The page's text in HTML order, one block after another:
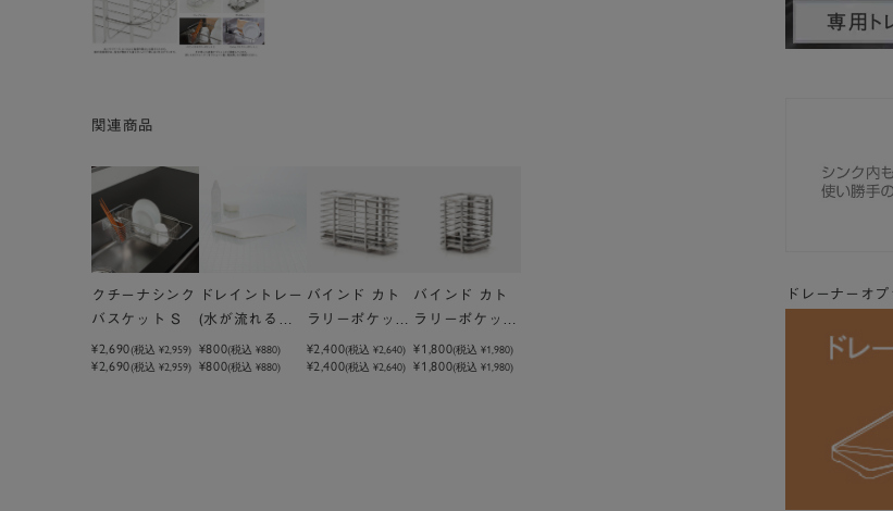
n
ドレーナーオ
関連商品
クチーナシンク
バスケット S
¥2,690(税込 ¥2,959)
¥2,690(税込 ¥2,959)
ドレイントレー
(水が流れる水
切りかごオプシ
ョン)
¥800(税込¥880)
¥800(税込 ¥880)
バインド カト
ラリーポケット
L
¥2,400(税込¥2,640)
¥2,400(税込 ¥2,640)
バインド カト
ラリーポケット
S
¥1,800(税込¥1,980)
¥1,800(税込 ¥1,980)